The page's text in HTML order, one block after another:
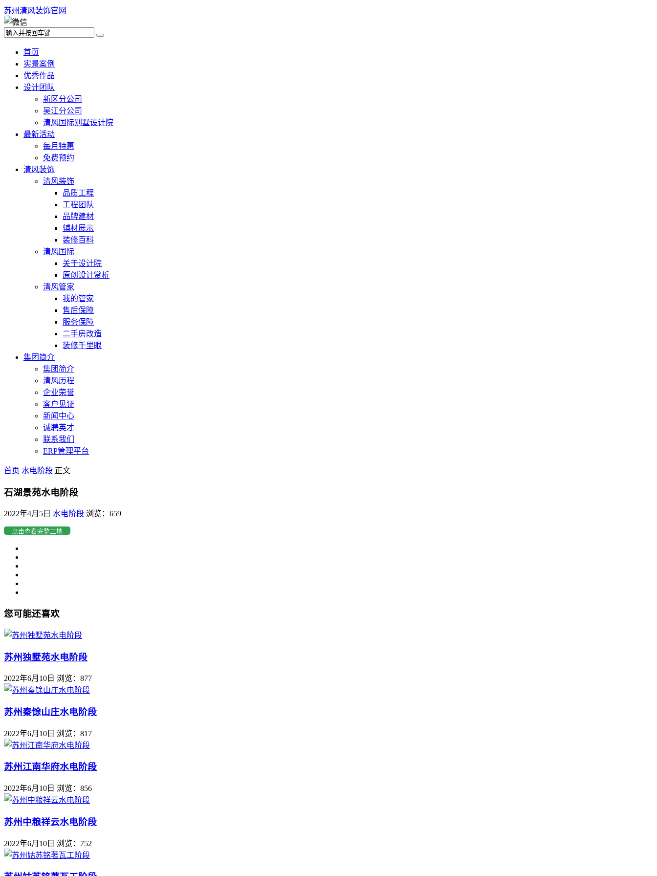
苏州清风装饰官网
首页
实景案例
优秀作品
设计团队
新区分公司
吴江分公司
清风国际别墅设计院
最新活动
每月特惠
免费预约
清风装饰
清风装饰
品质工程
工程团队
品牌建材
辅材展示
装修百科
清风国际
关于设计院
原创设计赏析
清风管家
我的管家
售后保障
服务保障
二手房改造
装修千里眼
集团简介
集团简介
清风历程
企业荣誉
客户见证
新闻中心
诚聘英才
联系我们
ERP管理平台
首页 水电阶段 正文
石湖景苑水电阶段
2022年4月5日 水电阶段 浏览：659
点击查看完整工地
您可能还喜欢
苏州独墅苑水电阶段
2022年6月10日 浏览：877
苏州秦馀山庄水电阶段
2022年6月10日 浏览：817
苏州江南华府水电阶段
2022年6月10日 浏览：856
苏州中粮祥云水电阶段
2022年6月10日 浏览：752